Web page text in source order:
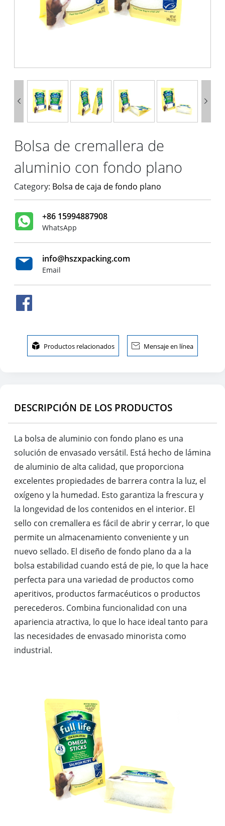
 
Bolsa de cremallera de
aluminio con fondo plano
Category: Bolsa de caja de fondo plano
+86 15994887908
WhatsApp
info@hszxpacking.com
Email
 Productos relacionados  Mensaje en línea
DESCRIPCIÓN DE LOS PRODUCTOS
La bolsa de aluminio con fondo plano es una
solución de envasado versátil. Está hecho de lámina
de aluminio de alta calidad, que proporciona
excelentes propiedades de barrera contra la luz, el
oxígeno y la humedad. Esto garantiza la frescura y
la longevidad de los contenidos en el interior. El
sello con cremallera es fácil de abrir y cerrar, lo que
permite un almacenamiento conveniente y un
nuevo sellado. El diseño de fondo plano da a la
bolsa estabilidad cuando está de pie, lo que la hace
perfecta para una variedad de productos como
aperitivos, productos farmacéuticos o productos
perecederos. Combina funcionalidad con una
apariencia atractiva, lo que lo hace ideal tanto para
las necesidades de envasado minorista como
industrial.